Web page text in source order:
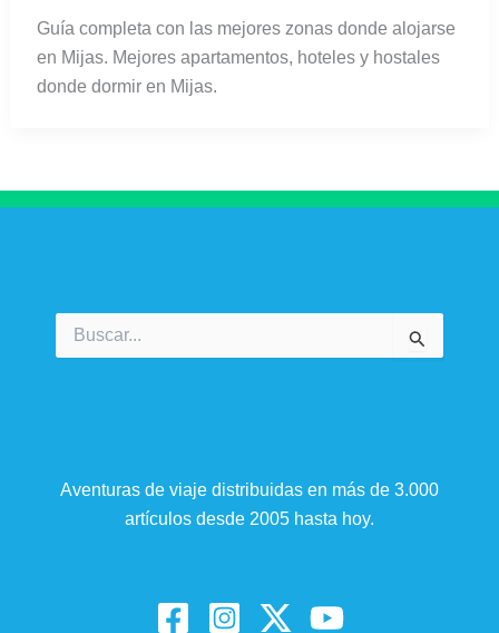
Guía completa con las mejores zonas donde alojarse
en Mijas. Mejores apartamentos, hoteles y hostales
donde dormir en Mijas.
por:
Aventuras de viaje distribuidas en más de 3.000
artículos desde 2005 hasta hoy.